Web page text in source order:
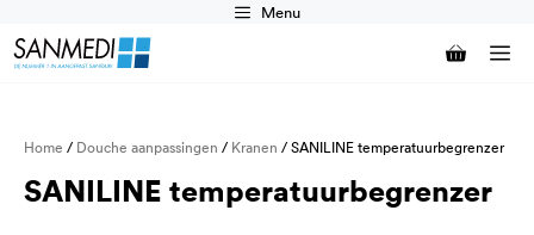
naar
de
Menu
Home / Douche aanpassingen / Kranen / SANILINE temperatuurbegrenzer
SANILINE temperatuurbegrenzer